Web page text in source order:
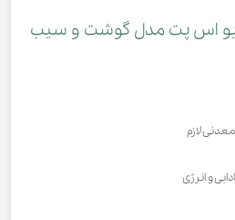
اس پت مدل گوشت و سیب
لازم
و انرژی